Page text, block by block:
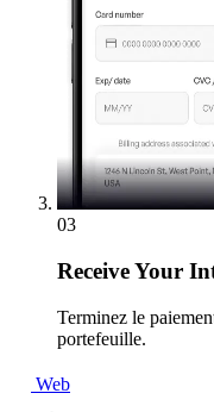
03
ReceiveYour
Terminez le
portefeuille.
Web